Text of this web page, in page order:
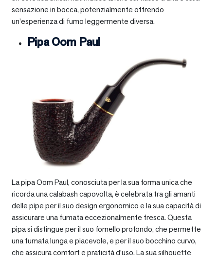
sensazione in bocca, potenzialmente offrendo
un’esperienza di fumo leggermente diversa.
Pipa Oom Paul
La pipa Oom Paul, conosciuta per la sua forma unica che
ricorda una calabash capovolta, è celebrata tra gli amanti
delle pipe per il suo design ergonomico e la sua capacità di
assicurare una fumata eccezionalmente fresca. Questa
pipa si distingue per il suo fornello profondo, che permette
una fumata lunga e piacevole, e per il suo bocchino curvo,
che assicura comfort e praticità d’uso. La sua silhouette